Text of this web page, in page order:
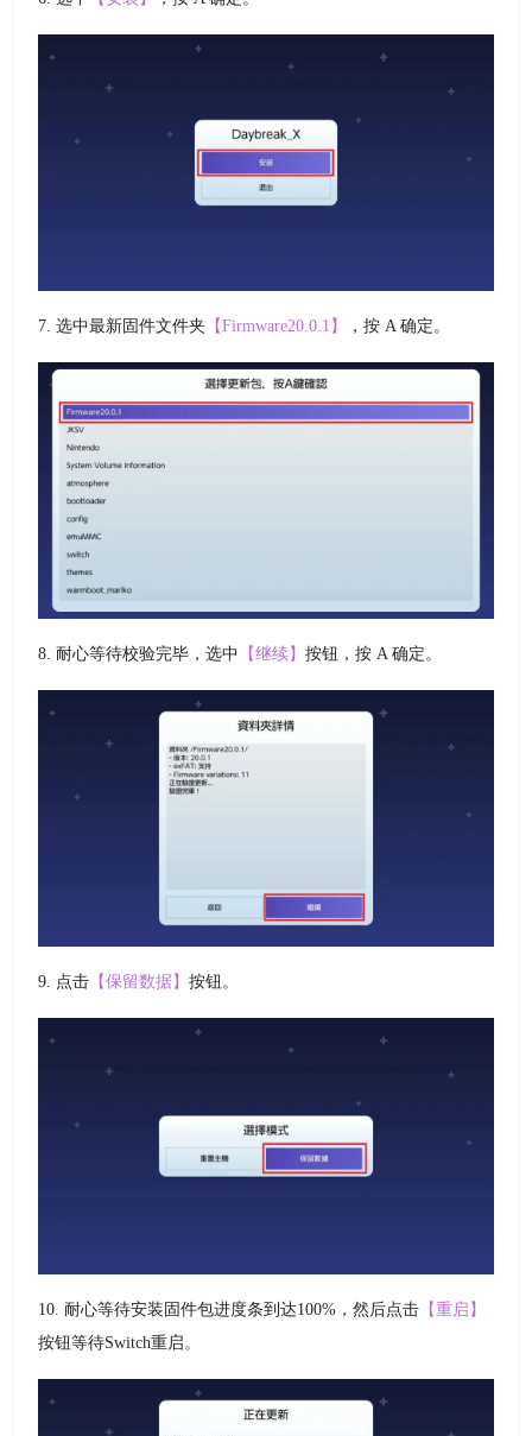
7. 选中最新固件文件夹 【Firmware20.0.1】 ，按 A 确定。
8. 耐心等待校验完毕，选中 【继续】 按钮，按 A 确定。
9. 点击 【保留数据】 按钮。
10. 耐心等待安装固件包进度条到达100%，然后点击 【重启】
按钮等待Switch重启。